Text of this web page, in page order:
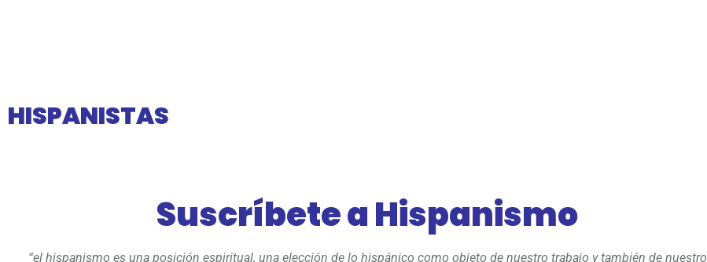
HISPANISTAS
Suscríbete a Hispanismo
“el hispanismo es una posición espiritual, una elección de lo hispánico como objeto de nuestro trabajo y también de nuestro